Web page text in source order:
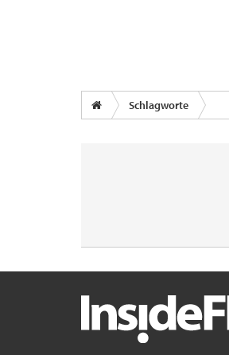
Schlagworte